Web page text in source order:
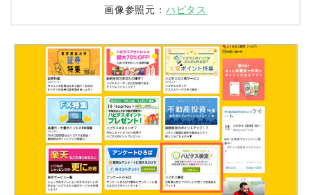
画像参照元： ハピタス